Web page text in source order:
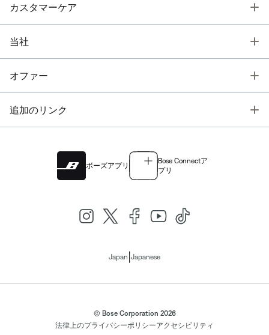
カスタマーケア
当社
オファー
追加のリンク
ボーズアプリ
Bose Connectア
プリ
Japan Japanese
© Bose Corporation 2026
法律上のプライバシーポリシーアクセシビリティ